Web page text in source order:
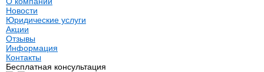
Новости
Юридические услуги
Акции
Отзывы
Информация
Контакты
Бесплатная консультация